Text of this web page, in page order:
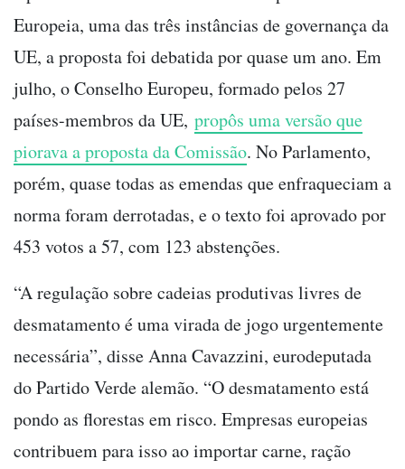
Europeia, uma das três instâncias de governança da
UE, a proposta foi debatida por quase um ano. Em
julho, o Conselho Europeu, formado pelos 27
países-membros da UE, propôs uma versão que
piorava a proposta da Comissão. No Parlamento,
porém, quase todas as emendas que enfraqueciam a
norma foram derrotadas, e o texto foi aprovado por
453 votos a 57, com 123 abstenções.
“A regulação sobre cadeias produtivas livres de
desmatamento é uma virada de jogo urgentemente
necessária”, disse Anna Cavazzini, eurodeputada
do Partido Verde alemão. “O desmatamento está
pondo as florestas em risco. Empresas europeias
contribuem para isso ao importar carne, ração